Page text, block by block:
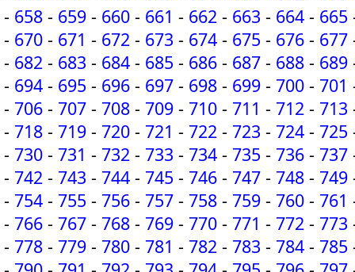
- 658 - 659 - 660 - 661 - 662 - 663 - 664 - 665
- 670 - 671 - 672 - 673 - 674 - 675 - 676 - 677
- 682 - 683 - 684 - 685 - 686 - 687 - 688 - 689
- 694 - 695 - 696 - 697 - 698 - 699 - 700 - 701
- 706 - 707 - 708 - 709 - 710 - 711 - 712 - 713
- 718 - 719 - 720 - 721 - 722 - 723 - 724 - 725
- 730 - 731 - 732 - 733 - 734 - 735 - 736 - 737
- 742 - 743 - 744 - 745 - 746 - 747 - 748 - 749
- 754 - 755 - 756 - 757 - 758 - 759 - 760 - 761
- 766 - 767 - 768 - 769 - 770 - 771 - 772 - 773
- 778 - 779 - 780 - 781 - 782 - 783 - 784 - 785